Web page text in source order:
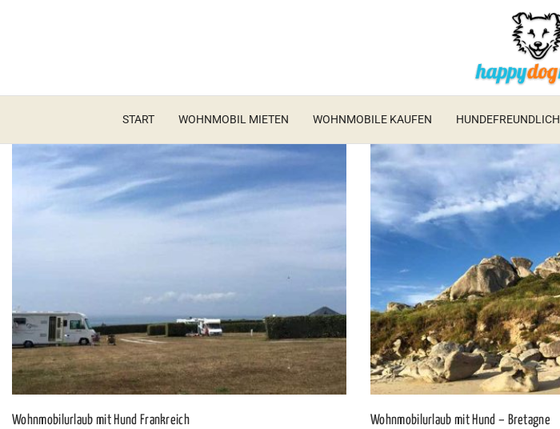
START WOHNMOBIL MIETEN WOHNMOBILE KAUFEN HUNDEFREUNDLICH
Wohnmobilurlaub mit Hund Frankreich Wohnmobilurlaub mit Hund – Bretagne